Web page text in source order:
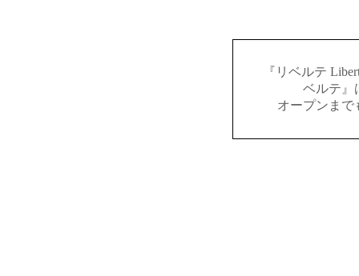
『リベルテ
ベルテ』
オープンまで